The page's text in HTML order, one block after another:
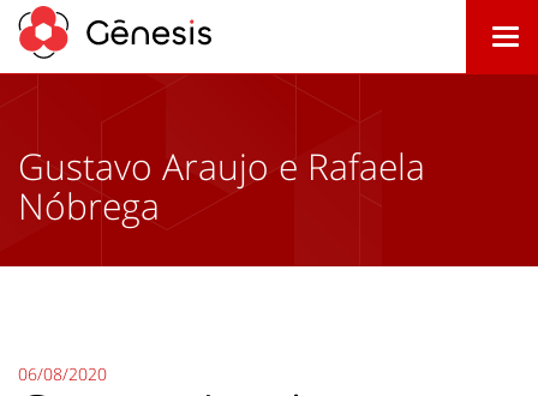
Gustavo Araujo e Rafaela
Nóbrega
06/08/2020